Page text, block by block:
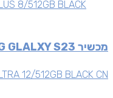
מכשיר SMASUNG GLALXY S23...